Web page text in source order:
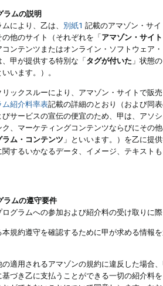
ラムの説明
により、乙は、 別紙1 記載のアマゾン・サ
他のサイト（それぞれを「アマゾン・サイト
コンテンツまたはオンライン・ソフトウェア
甲が提供する特別な「タグが付いた 」状態
いいます。）。
ックスルーにより、アマゾン・サイトで販
ム紹介料率表記載の詳細のとおり（および同
サービスの宣伝の便宜のため、甲は、アソ
ク、マーケティングコンテンツならびにその
ラム・コンテンツ 」といいます。）を乙に提
関するいかなるデータ、イメージ、テキス
ラムの遵守要件
グラムへの参加および紹介料の受け取りに
規約遵守を確認するために甲が求める情報
適用されるアマゾンの規約に違反した場合
づき乙に支払うことができる一切の紹介料